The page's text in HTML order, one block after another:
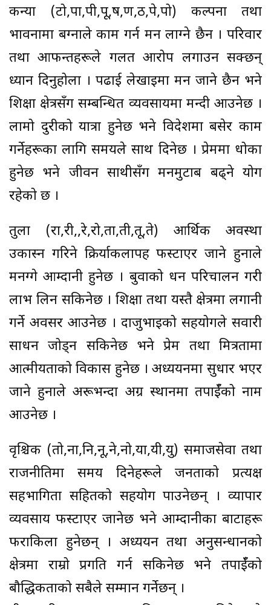
कन्या (टो,पा,पी,पू,ष,ण,ठ,पे,पो) कल्पना तथा
भावनामा बग्नाले काम गर्न मन लाग्ने छैन । परिवार
तथा आफन्तहरूले गलत आरोप लगाउन सक्छन्
ध्यान दिनुहोला । पढाई लेखाइमा मन जाने छैन भने
शिक्षा क्षेत्रसँग सम्बन्धित व्यवसायमा मन्दी आउनेछ ।
लामो दुरीको यात्रा हुनेछ भने विदेशमा बसेर काम
गर्नेहरूका लागि समयले साथ दिनेछ । प्रेममा धोका
हुनेछ भने जीवन साथीसँग मनमुटाब बढ्ने योग
रहेको छ ।
तुला (रा,री,रु,रे,रो,ता,ती,तू,ते) आर्थिक अवस्था
उकास्न गरिने क्रिर्याकलापहरु फस्टाएर जाने हुनाले
मनग्गे आम्दानी हुनेछ । बुवाको धन परिचालन गरी
लाभ लिन सकिनेछ । शिक्षा तथा यस्तै क्षेत्रमा लगानी
गर्ने अवसर आउनेछ । दाजुभाइको सहयोगले सवारी
साधन जोड्न सकिनेछ भने प्रेम तथा मित्रतामा
आत्मीयताको विकास हुनेछ । अध्ययनमा सुधार भएर
जाने हुनाले अरूभन्दा अग्र स्थानमा तपाईँको नाम
आउनेछ ।
वृश्चिक (तो,ना,नि,नू,ने,नो,या,यी,यु) समाजसेवा तथा
राजनीतिमा समय दिनेहरूले जनताको प्रत्यक्ष
सहभागिता सहितको सहयोग पाउनेछन् । व्यापार
व्यवसाय फस्टाएर जानेछ भने आम्दानीका बाटाहरू
फराकिला हुनेछन् । अध्ययन तथा अनुसन्धानको
क्षेत्रमा राम्रो प्रगति गर्न सकिनेछ भने तपाईँको
बौद्धिकताको सबैले सम्मान गर्नेछन् ।